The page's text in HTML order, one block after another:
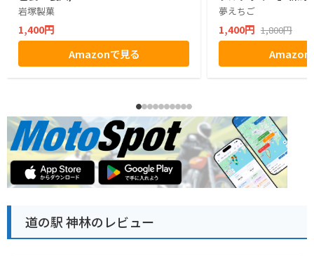
岩塚製菓
1,400円
Amazonで見る
夢えちご
1,400円 1,800円
Amazon
道の駅 神林のレビュー